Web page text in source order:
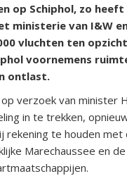
op Schiphol, zo
ministerie van I&W
vluchten ten
voornemens
ontlast.
verzoek van minister
in te trekken,
te houden met
Marechaussee en